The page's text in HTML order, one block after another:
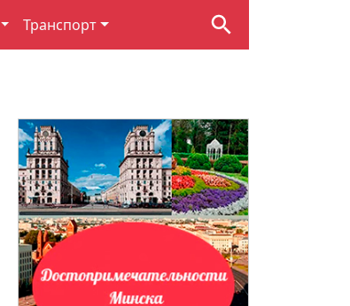
Транспорт